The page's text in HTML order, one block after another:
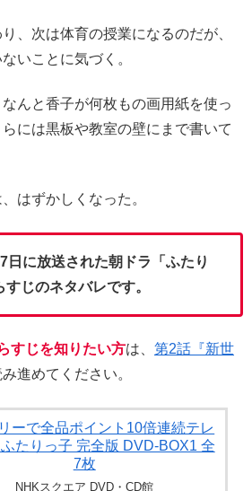
、次は体育の授業になるのだが、
いことに気づく。
んと香子が何枚もの画用紙を使っ
には黒板や教室の壁にまで書いて
はずかしくなった。
日に放送された朝ドラ「ふたり
じのネタバレです。
すじを知りたい方は、 第2話『新世
進めてください。
ーで全品ポイント10倍連続テレ
たりっ子 完全版 DVD-BOX1 全
7枚
NHKスクエア DVD・CD館